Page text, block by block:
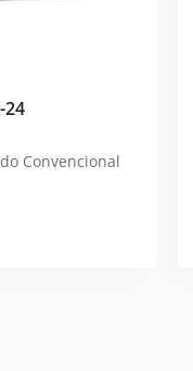
24
Convencional